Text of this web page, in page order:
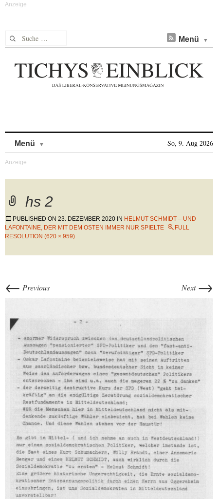
Suche nach: Menü
Menü So, 9. Aug 2026
hs 2
PUBLISHED ON 23. DEZEMBER 2020 IN HELMUT SCHMIDT – UND
LAFONTAINE, DER MIT DEM OSTEN IMMER NUR SPIELTE
FULL
RESOLUTION (620 × 959)
← Previous Next →